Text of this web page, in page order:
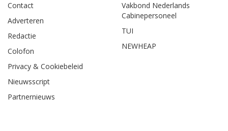
Contact
Adverteren
Redactie
Colofon
Privacy & Cookiebeleid
Nieuwsscript
Partnernieuws
Vakbond Nederlands
Cabinepersoneel
TUI
NEWHEAP